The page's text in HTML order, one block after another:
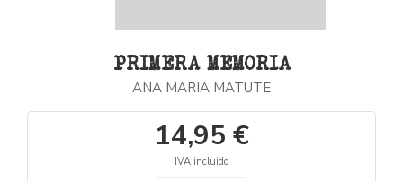
PRIMERA MEMORIA
ANA MARIA MATUTE
14,95 €
IVA incluido